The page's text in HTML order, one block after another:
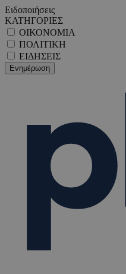
Ειδοποιήσεις
ΚΑΤΗΓΟΡΙΕΣ
ΟΙΚΟΝΟΜΙΑ
ΠΟΛΙΤΙΚΗ
ΕΙΔΗΣΕΙΣ